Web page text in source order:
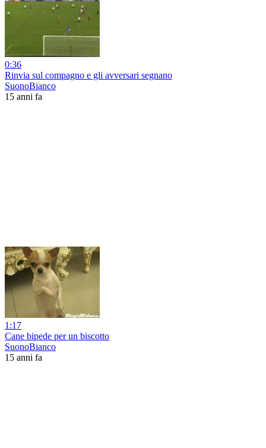
0:36
Rinvia sul compagno e gli avversari segnano
SuonoBianco
15 anni fa
1:17
Cane bipede per un biscotto
SuonoBianco
15 anni fa